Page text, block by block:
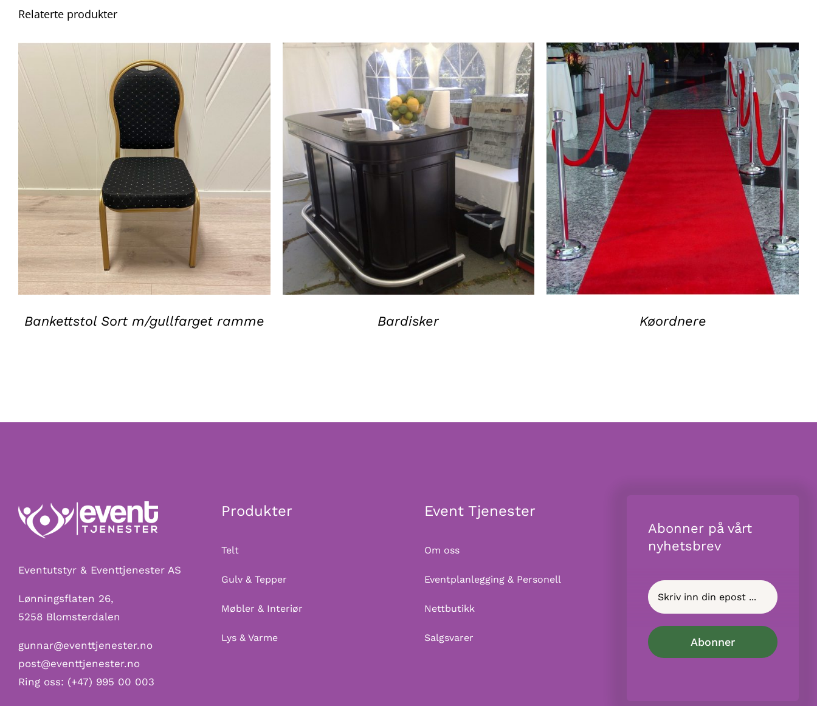
Relaterte produkter
QUICK VIEW
Bankettstol Sort m/gullfarget ramme
QUICK VIEW
Bardisker Køordnere
Eventutstyr & Eventtjenester AS
Lønningsflaten 26,
5258 Blomsterdalen
gunnar@eventtjenester.no
post@eventtjenester.no
Ring oss: (+47) 995 00 003
Produkter
Telt
Gulv & Tepper
Møbler & Interiør
Lys & Varme
Event Tjenester
Om oss
Eventplanlegging & Personell
Nettbutikk
Salgsvarer
Abonner på vårt
nyhetsbrev